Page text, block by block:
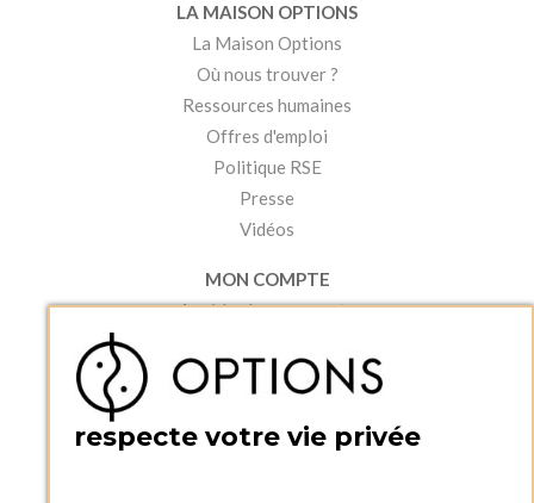
LA MAISON OPTIONS
La Maison Options
Où nous trouver ?
Ressources humaines
Offres d'emploi
Politique RSE
Presse
Vidéos
MON COMPTE
Accéder à mon compte
Créer un compte
PRATIQUE
Catalogues et bons de commande
respecte votre vie privée